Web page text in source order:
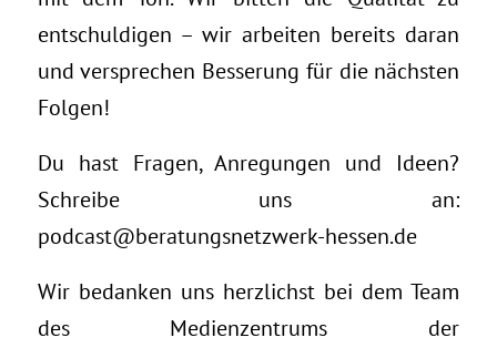
entschuldigen – wir arbeiten bereits daran
und versprechen Besserung für die nächsten
Folgen!
Du hast Fragen, Anregungen und Ideen?
Schreibe uns an:
podcast@beratungsnetzwerk-hessen.de
Wir bedanken uns herzlichst bei dem Team
des Medienzentrums der